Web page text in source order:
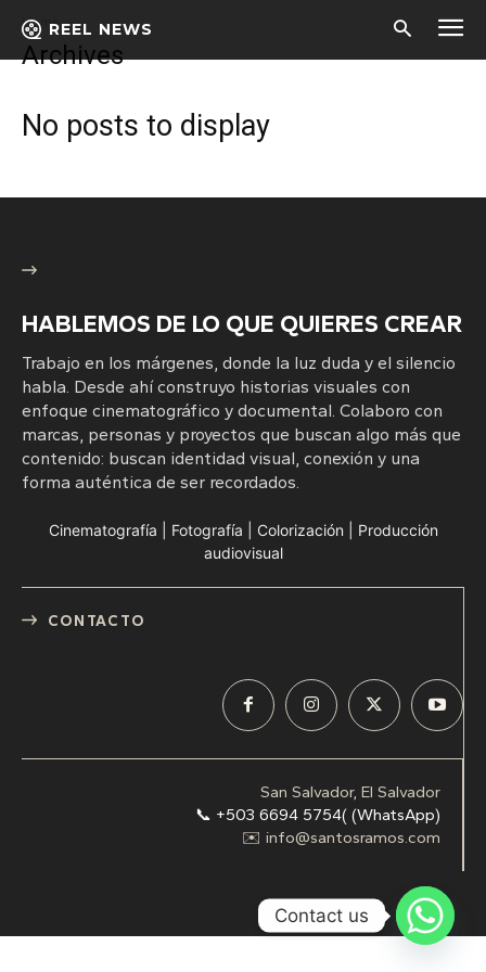
REEL NEWS
Home
Archives
No posts to display
HABLEMOS DE LO QUE QUIERES CREAR
Trabajo en los márgenes, donde la luz duda y el silencio
habla. Desde ahí construyo historias visuales con
enfoque cinematográfico y documental. Colaboro con
marcas, personas y proyectos que buscan algo más que
contenido: buscan identidad visual, conexión y una
forma auténtica de ser recordados.
Cinematografía | Fotografía | Colorización | Producción
audiovisual
CONTACTO
San Salvador, El Salvador
📞 +503 6694 5754( (WhatsApp)
✉️ info@santosramos.com
Contact us